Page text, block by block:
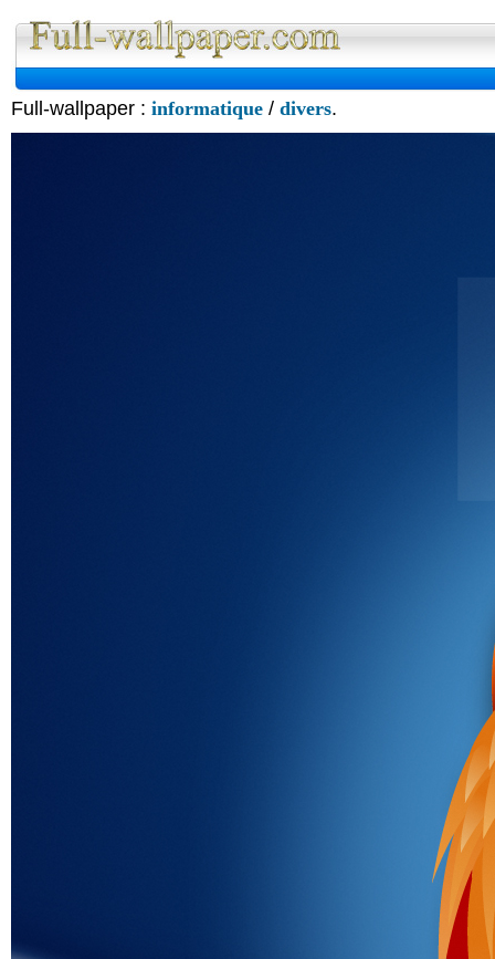
Full-wallpaper : informatique / divers.